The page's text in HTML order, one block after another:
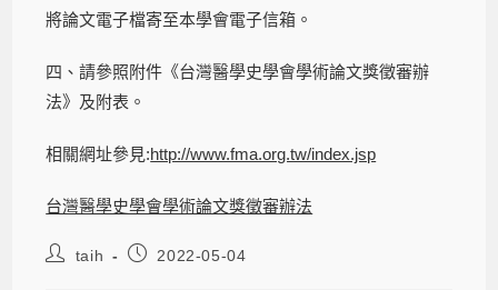
將論文電子檔寄至本學會電子信箱。
四、請參照附件《台灣醫學史學會學術論文獎徵審辦
法》及附表。
相關網址參見:http://www.fma.org.tw/index.jsp
台灣醫學史學會學術論文獎徵審辦法
taih 2022-05-04